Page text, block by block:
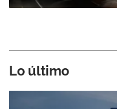
Lo último